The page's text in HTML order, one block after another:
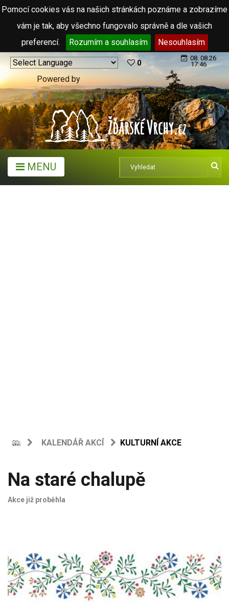
Pomocí cookies vás na našich stránkách poznáme a zobrazíme
vám je tak, aby všechno fungovalo správně a dle vašich
preferencí.
Rozumím a souhlasím Nesouhlasím
Powered by
Translate
0
08. 08.26
17:46
MENU
KALENDÁŘ AKCÍ KULTURNÍ AKCE
Na staré chalupě
Akce již proběhla